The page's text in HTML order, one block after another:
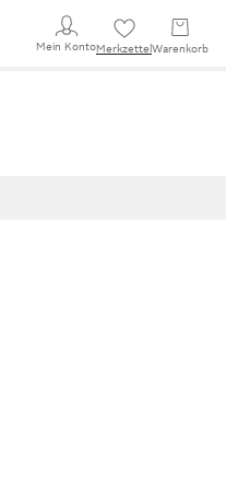
Mein KontoMerkzettel Warenkorb